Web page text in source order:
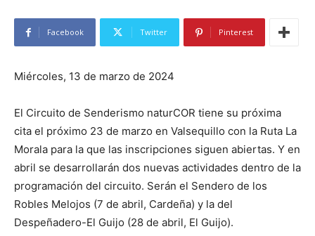
Facebook Twitter Pinterest
Miércoles, 13 de marzo de 2024
El Circuito de Senderismo naturCOR tiene su próxima
cita el próximo 23 de marzo en Valsequillo con la Ruta La
Morala para la que las inscripciones siguen abiertas. Y en
abril se desarrollarán dos nuevas actividades dentro de la
programación del circuito. Serán el Sendero de los
Robles Melojos (7 de abril, Cardeña) y la del
Despeñadero-El Guijo (28 de abril, El Guijo).